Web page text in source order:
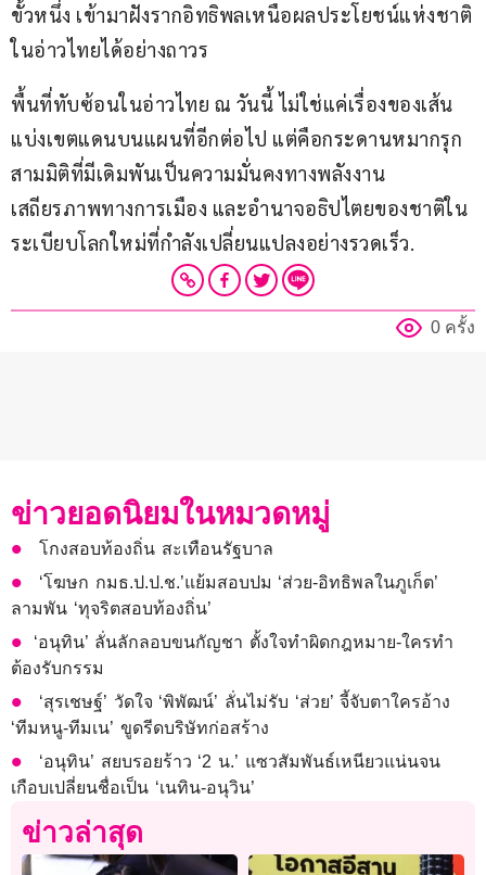
ขั้วหนึ่ง เข้ามาฝังรากอิทธิพลเหนือผลประโยชน์แห่งชาติ
ในอ่าวไทยได้อย่างถาวร
พื้นที่ทับซ้อนในอ่าวไทย ณ วันนี้ ไม่ใช่แค่เรื่องของเส้น
แบ่งเขตแดนบนแผนที่อีกต่อไป แต่คือกระดานหมากรุก
สามมิติที่มีเดิมพันเป็นความมั่นคงทางพลังงาน
เสถียรภาพทางการเมือง และอำนาจอธิปไตยของชาติใน
ระเบียบโลกใหม่ที่กำลังเปลี่ยนแปลงอย่างรวดเร็ว.
0 ครั้ง
ข่าวยอดนิยมในหมวดหมู่
โกงสอบท้องถิ่น สะเทือนรัฐบาล
‘โฆษก กมธ.ป.ป.ช.’แย้มสอบปม ‘ส่วย-อิทธิพลในภูเก็ต’
ลามพัน ‘ทุจริตสอบท้องถิ่น’
​​‘อนุทิน’ ลั่นลักลอบขนกัญชา ตั้งใจทำผิดกฎหมาย-ใครทำ
ต้องรับกรรม
‘สุรเชษฐ์’ วัดใจ ‘พิพัฒน์’ ลั่นไม่รับ ‘ส่วย’ จี้จับตาใครอ้าง
‘ทีมหนู-ทีมเน’ ขูดรีดบริษัทก่อสร้าง
‘อนุทิน’ สยบรอยร้าว ‘2 น.’ แซวสัมพันธ์เหนียวแน่นจน
เกือบเปลี่ยนชื่อเป็น ‘เนทิน-อนุวิน’
ข่าวล่าสุด